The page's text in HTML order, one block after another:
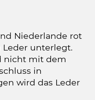
Niederlande rot
unterlegt.
nicht mit dem
in
wird das Leder